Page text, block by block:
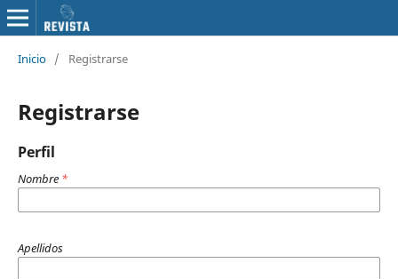
Inicio / Registrarse
Registrarse
Perfil
Nombre *
Apellidos